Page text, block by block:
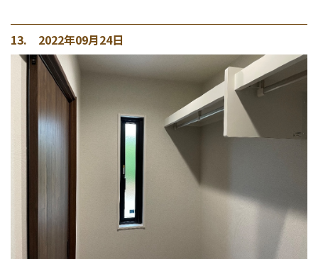
13. 2022年09月24日